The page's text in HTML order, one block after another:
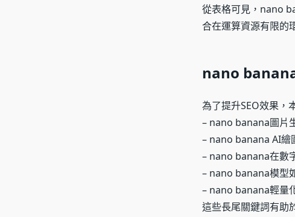
從表格可見，nano
合在運算資源有限的
nano
為了提升SEO效果，
– nano banana圖片
– nano banana AI繪
– nano banana在數
– nano banana模型
– nano banana輕量
這些長尾關鍵詞有助